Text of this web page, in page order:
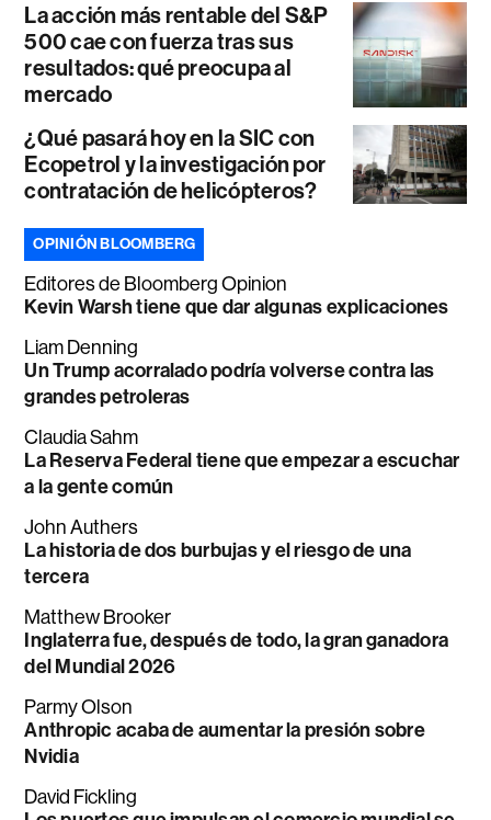
La acción más rentable del S&P
500 cae con fuerza tras sus
resultados: qué preocupa al
mercado
¿Qué pasará hoy en la SIC con
Ecopetrol y la investigación por
contratación de helicópteros?
OPINIÓN BLOOMBERG
Editores de Bloomberg Opinion
Kevin Warsh tiene que dar algunas explicaciones
Liam Denning
Un Trump acorralado podría volverse contra las
grandes petroleras
Claudia Sahm
La Reserva Federal tiene que empezar a escuchar
a la gente común
John Authers
La historia de dos burbujas y el riesgo de una
tercera
Matthew Brooker
Inglaterra fue, después de todo, la gran ganadora
del Mundial 2026
Parmy Olson
Anthropic acaba de aumentar la presión sobre
Nvidia
David Fickling